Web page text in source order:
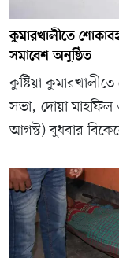
কুমারখালীতে
সমাবেশ অনুষ্ঠিত
কুষ্টিয়া
সভা, দোয়া মাহফিল
আগস্ট) বুধবার